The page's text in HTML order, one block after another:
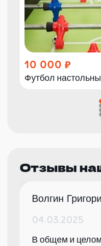
10 000
Футбол
Отзывы
Волгин
04.03.2025
В общем и